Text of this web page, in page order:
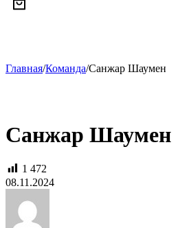
Главная/Команда/Санжар Шаумен
Санжар Шаумен
1 472
08.11.2024